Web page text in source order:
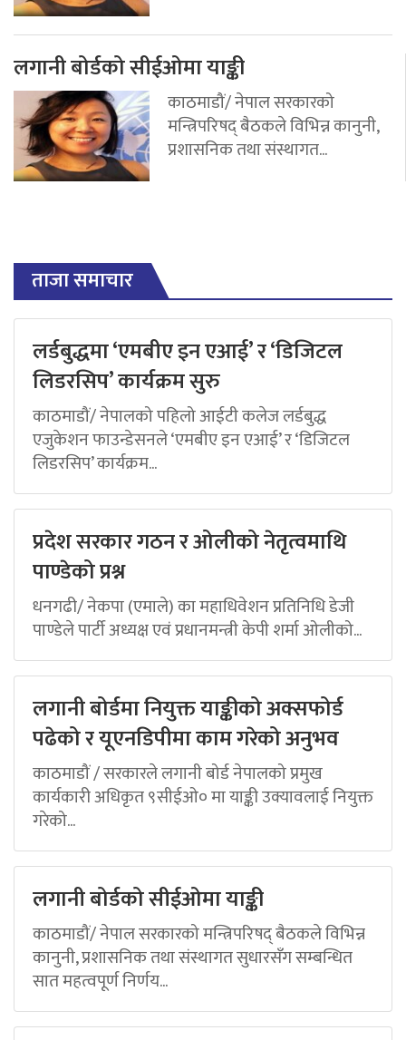
लगानी बोर्डको सीईओमा याङ्की
काठमाडौं/ नेपाल सरकारको
मन्त्रिपरिषद् बैठकले विभिन्न कानुनी,
प्रशासनिक तथा संस्थागत...
ताजा समाचार
लर्डबुद्धमा ‘एमबीए इन एआई’ र ‘डिजिटल
लिडरसिप’ कार्यक्रम सुरु
काठमाडौं/ नेपालको पहिलो आईटी कलेज लर्डबुद्ध
एजुकेशन फाउन्डेसनले ‘एमबीए इन एआई’ र ‘डिजिटल
लिडरसिप’ कार्यक्रम...
प्रदेश सरकार गठन र ओलीको नेतृत्वमाथि
पाण्डेको प्रश्न
धनगढी/ नेकपा (एमाले) का महाधिवेशन प्रतिनिधि डेजी
पाण्डेले पार्टी अध्यक्ष एवं प्रधानमन्त्री केपी शर्मा ओलीको...
लगानी बोर्डमा नियुक्त याङ्कीको अक्सफोर्ड
पढेको र यूएनडिपीमा काम गरेको अनुभव
काठमाडौं / सरकारले लगानी बोर्ड नेपालको प्रमुख
कार्यकारी अधिकृत ९सीईओ० मा याङ्की उक्यावलाई नियुक्त
गरेको...
लगानी बोर्डको सीईओमा याङ्की
काठमाडौं/ नेपाल सरकारको मन्त्रिपरिषद् बैठकले विभिन्न
कानुनी, प्रशासनिक तथा संस्थागत सुधारसँग सम्बन्धित
सात महत्वपूर्ण निर्णय...